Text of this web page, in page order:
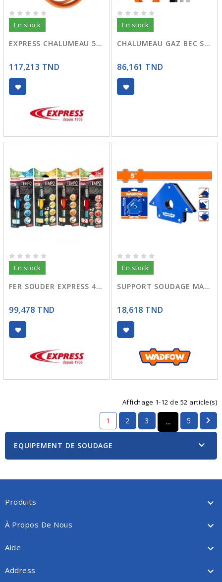
En stock
EXPRESS CHALUMEAU 5200
117,213 TND
En stock
CHALUMEAU GAZ BEC SERPENT R:70
86,161 TND
En stock
FER SOUDER EXPRESS 45W
99,478 TND
En stock
SUPPORT SOUDAGE MAGNETIQUE 5" WMC1605
18,618 TND
Affichage 1-12 de 52 article(s)
1 2 3 … 5 
EQUIPEMENT DE SOUDAGE 
Produits 
À Propos De Nous 
Aide 
Address 